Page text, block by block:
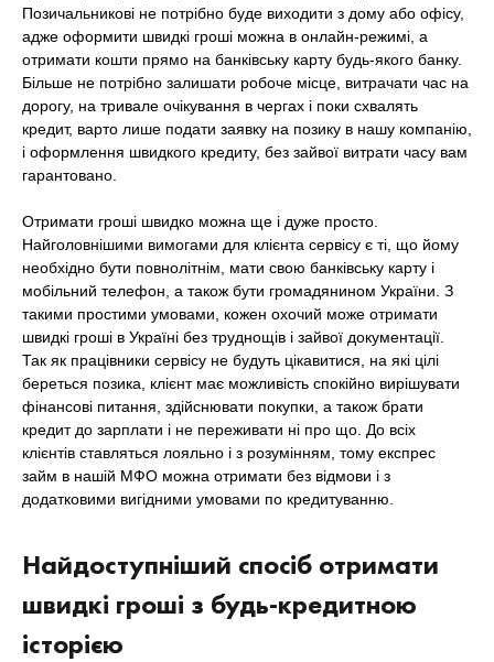
Позичальникові не потрібно буде виходити з дому або офісу,
адже оформити швидкі гроші можна в онлайн-режимі, а
отримати кошти прямо на банківську карту будь-якого банку.
Більше не потрібно залишати робоче місце, витрачати час на
дорогу, на тривале очікування в чергах і поки схвалять
кредит, варто лише подати заявку на позику в нашу компанію,
і оформлення швидкого кредиту, без зайвої витрати часу вам
гарантовано.
Отримати гроші швидко можна ще і дуже просто.
Найголовнішими вимогами для клієнта сервісу є ті, що йому
необхідно бути повнолітнім, мати свою банківську карту і
мобільний телефон, а також бути громадянином України. З
такими простими умовами, кожен охочий може отримати
швидкі гроші в Україні без труднощів і зайвої документації.
Так як працівники сервісу не будуть цікавитися, на які цілі
береться позика, клієнт має можливість спокійно вирішувати
фінансові питання, здійснювати покупки, а також брати
кредит до зарплати і не переживати ні про що. До всіх
клієнтів ставляться лояльно і з розумінням, тому експрес
займ в нашій МФО можна отримати без відмови і з
додатковими вигідними умовами по кредитуванню.
Найдоступніший спосіб отримати
швидкі гроші з будь-кредитною
історією